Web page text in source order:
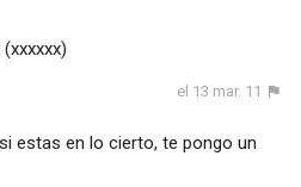
(xxxxxx)
el 13 mar. 11
estas en lo cierto, te pongo un